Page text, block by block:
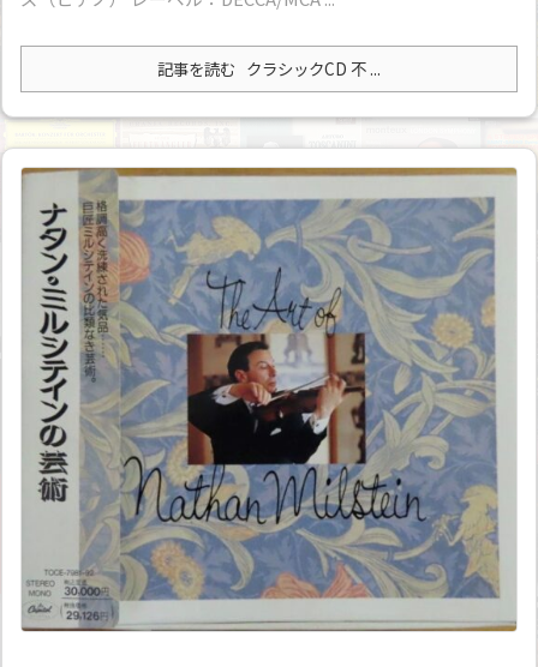
記事を読む クラシックCD 不 ...